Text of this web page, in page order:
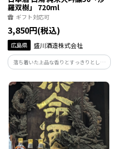
羅双樹」 720ml
ギフト対応可
3,850円(税込)
広島県 盛川酒造株式会社
落ち着いた上品な香りとすっきりとした
飲み口で、食事とのバランスを考え抜い
て醸した純米大吟醸酒です。